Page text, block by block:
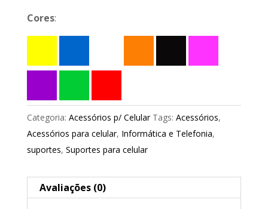
Cores:
Categoria: Acessórios p/ Celular Tags: Acessórios,
Acessórios para celular, Informática e Telefonia,
suportes, Suportes para celular
Avaliações (0)